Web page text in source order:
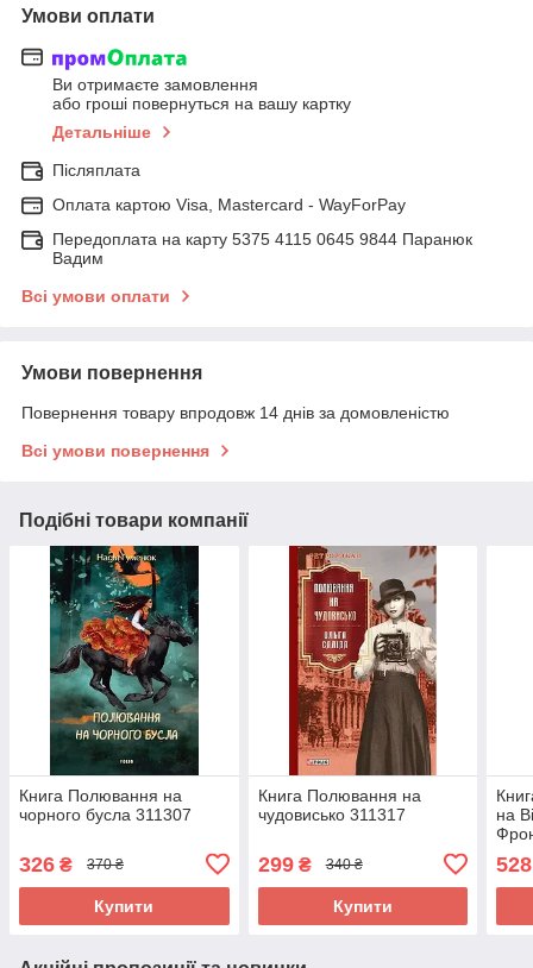
Умови оплати
Ви отримаєте замовлення
або гроші повернуться на вашу картку
Детальніше
Післяплата
Оплата картою Visa, Mastercard - WayForPay
Передоплата на карту 5375 4115 0645 9844 Паранюк
Вадим
Всі умови оплати
Умови повернення
Повернення товару впродовж 14 днів за домовленістю
Всі умови повернення
Подібні товари компанії
Книга Полювання на
чорного бусла 311307
326 ₴ 370 ₴
Купити
Книга Полювання на
чудовисько 311317
299₴ 340 ₴
Купити
на
528